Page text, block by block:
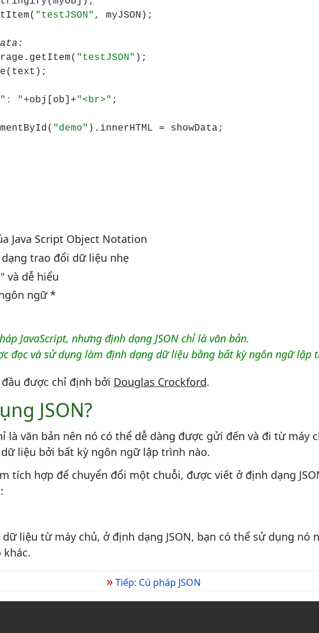
"testJSON" , myJSON);
"testJSON" );
": "+obj[ob]+"<br>" ;
"demo" ).innerHTML = showData;
Java Script Object Notation
dạng trao đổi dữ liệu nhẹ
và dễ hiểu
ngữ *
JavaScript, nhưng định dạng JSON chỉ là văn bản.
đọc và sử dụng làm định dạng dữ liệu bằng bất kỳ ngôn ngữ lập
được chỉ định bởi Douglas Crockford.
JSON?
là văn bản nên nó có thể dễ dàng được gửi đến và đi từ máy
liệu bởi bất kỳ ngôn ngữ lập trình nào.
tích hợp để chuyển đổi một chuỗi, được viết ở định dạng
dữ liệu từ máy chủ, ở định dạng JSON, bạn có thể sử dụng nó
khác.
»Tiếp: Cú pháp JSON